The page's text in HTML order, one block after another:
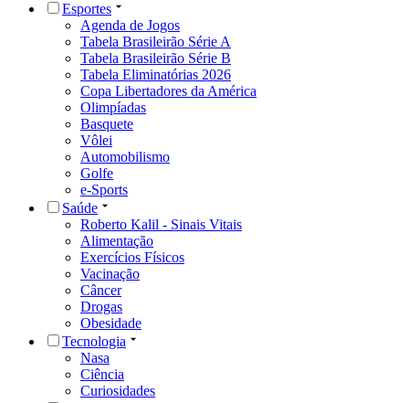
Esportes
Agenda de Jogos
Tabela Brasileirão Série A
Tabela Brasileirão Série B
Tabela Eliminatórias 2026
Copa Libertadores da América
Olimpíadas
Basquete
Vôlei
Automobilismo
Golfe
e-Sports
Saúde
Roberto Kalil - Sinais Vitais
Alimentação
Exercícios Físicos
Vacinação
Câncer
Drogas
Obesidade
Tecnologia
Nasa
Ciência
Curiosidades